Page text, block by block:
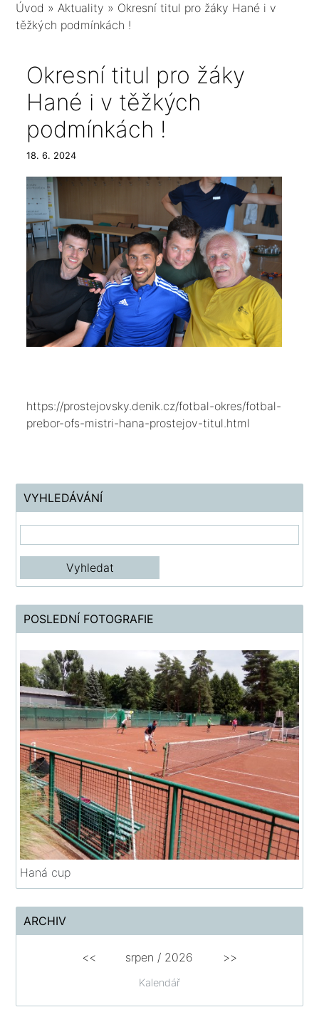
Úvod »Aktuality » Okresní titul pro žáky Hané i v
těžkých podmínkách !
Okresní titul pro žáky
Hané i v těžkých
podmínkách !
18. 6. 2024
https://prostejovsky.denik.cz/fotbal-okres/fotbal-
prebor-ofs-mistri-hana-prostejov-titul.html
VYHLEDÁVÁNÍ
POSLEDNÍ FOTOGRAFIE
Haná cup
ARCHIV
Kalendář
<< srpen / 2026 >>